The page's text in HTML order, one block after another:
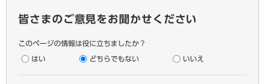
皆さまのご意見をお聞かせください
このページの情報は役に立ちましたか？
はい どちらでもない いいえ